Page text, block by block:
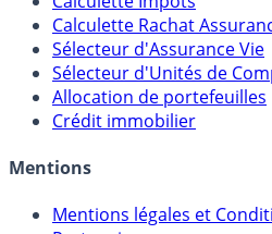
Calculateur d'intérêts
Calculette Impôts
Calculette Rachat
Sélecteur d'Assurance Vie
Sélecteur d'Unités de
Allocation de portefeuilles